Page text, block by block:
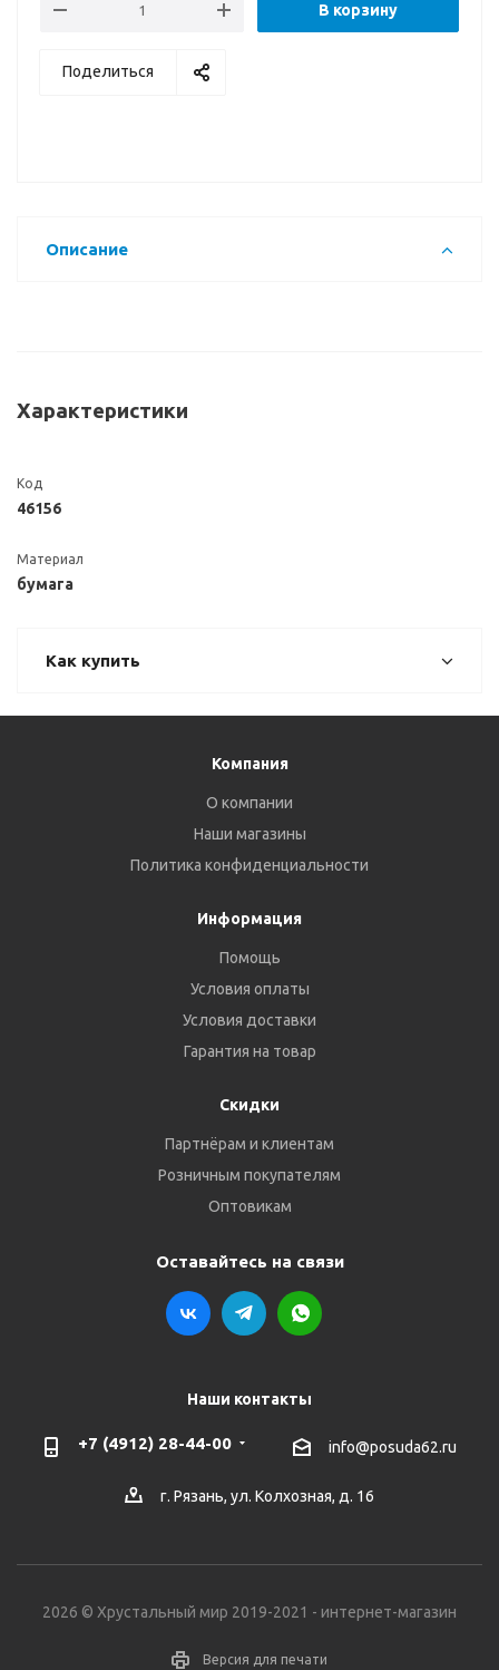
В корзину
Поделиться
Описание
Характеристики
Код
46156
Материал
бумага
Как купить
Компания
О компании
Наши магазины
Политика конфиденциальности
Информация
Помощь
Условия оплаты
Условия доставки
Гарантия на товар
Скидки
Партнёрам и клиентам
Розничным покупателям
Оптовикам
Оставайтесь на связи
Наши контакты
+7 (4912) 28-44-00 info@posuda62.ru
г. Рязань, ул. Колхозная, д. 16
2026 © Хрустальный мир 2019-2021 - интернет-магазин
Версия для печати